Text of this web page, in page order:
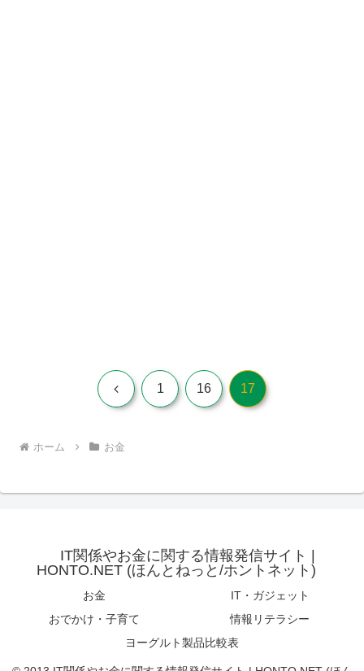
前 1 16 17
ホーム お金
IT関係やお金に関する情報発信サイト |
HONTO.NET (ほんとねっと/ホントネット)
お金
IT・ガジェット
おでかけ・子育て
情報リテラシー
ヨーグルト製品比較表